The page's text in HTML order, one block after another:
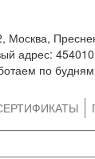
Москва,
адрес:
по